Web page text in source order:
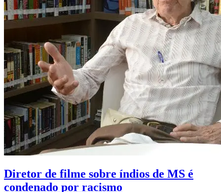
Diretor de filme sobre índios de MS é
condenado por racismo